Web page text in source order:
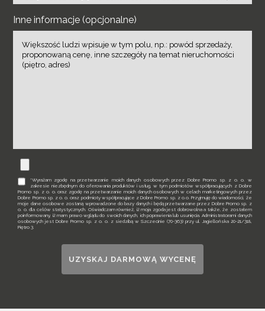
Inne informacje (opcjonalne)
*Wyrażam zgodę na przetwarzanie moich danych osobowych przez Dobre Promo sp. z o. o. w
zakresie niezbędnym do oferowania produktów i usług, w tym podmiotów współpracujących z Dobre
Promo sp. z o. o. oraz zgodę na przetwarzanie moich danych osobowych w celach marketingowych przez
Dobre Promo sp. z o. o. oraz podmioty współpracujące z Dobre Promo sp. z o.o. Przyjmuję do wiadomości, że
moje dane osobowe zostaną wprowadzone do bazy danych i będą przetwarzane przez Dobre Promo sp. z
o. o. dla celów statystycznych. Oświadczam również, iż moja zgoda jest dobrowolna a także, że zostałem
poinformowany, iż mam prawo wglądu do swoich danych, ich poprawienia lub usunięcia. Administratorami danych
osobowych jest Dobre Promo sp. z o. o. z siedzibą w Szczecinie (70-363) przy ul. Jagiellońska 20-21/318,
Piętro 3.